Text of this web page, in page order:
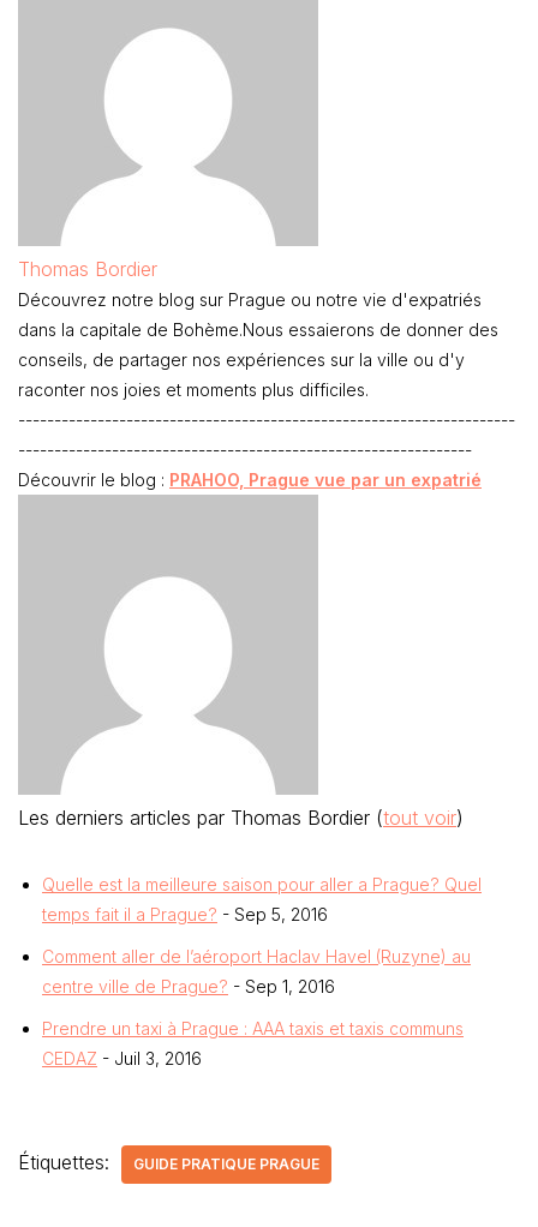
Thomas Bordier
Découvrez notre blog sur Prague ou notre vie d'expatriés
dans la capitale de Bohème.Nous essaierons de donner des
conseils, de partager nos expériences sur la ville ou d'y
raconter nos joies et moments plus difficiles.
---------------------------------------------------------------------
---------------------------------------------------------------
Découvrir le blog : PRAHOO, Prague vue par un expatrié
Les derniers articles par Thomas Bordier (tout voir)
Quelle est la meilleure saison pour aller a Prague? Quel
temps fait il a Prague? - Sep 5, 2016
Comment aller de l’aéroport Haclav Havel (Ruzyne) au
centre ville de Prague? - Sep 1, 2016
Prendre un taxi à Prague : AAA taxis et taxis communs
CEDAZ - Juil 3, 2016
Étiquettes: GUIDE PRATIQUE PRAGUE